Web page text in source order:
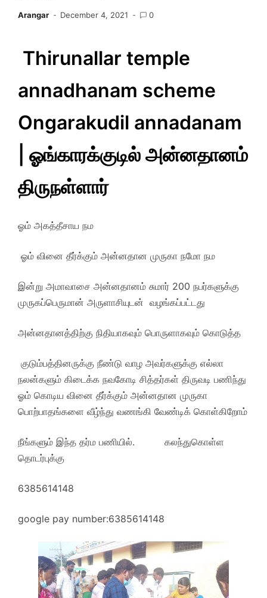
Arangar December 4, 2021 0
Thirunallar temple
annadhanam scheme
Ongarakudil annadanam
| ஓங்காரக்குடில் அன்னதானம்
திருநள்ளார்
ஓம் அகத்தீசாய நம
ஓம் வினை தீர்க்கும் அன்னதான முருகா நமோ நம
இன்று அமாவாசை அன்னதானம் சுமார் 200 நபர்களுக்கு
முருகப்பெருமான் அருளாசியுடன் வழங்கப்பட்டது
அன்னதானத்திற்கு நிதியாகவும் பொருளாகவும் கொடுத்த
குடும்பத்தினருக்கு நீண்டு வாழ அவர்களுக்கு எல்லா
நலன்களும் கிடைக்க நவகோடி சித்தர்கள் திருவடி பணிந்து
ஓம் கொடிய வினை தீர்க்கும் அன்னதான முருகா
பொற்பாதங்களை வீழ்ந்து வணங்கி வேண்டிக் கொள்கிறோம்
நீங்களும் இந்த தர்ம பணியில். கலந்துகொள்ள
தொடர்புக்கு
6385614148
google pay number:6385614148